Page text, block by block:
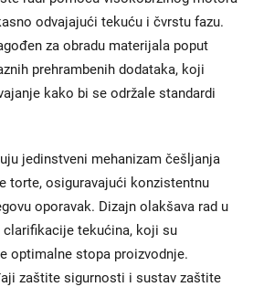
odvajajući tekuću i čvrstu fazu.
za obradu materijala poput
prehrambenih dodataka, koji
kako bi se održale standardi
jedinstveni mehanizam češljanja
torte, osiguravajući konzistentnu
oporavak. Dizajn olakšava rad u
tekućina, koji su
optimalne stopa proizvodnje.
zaštite sigurnosti i sustav zaštite